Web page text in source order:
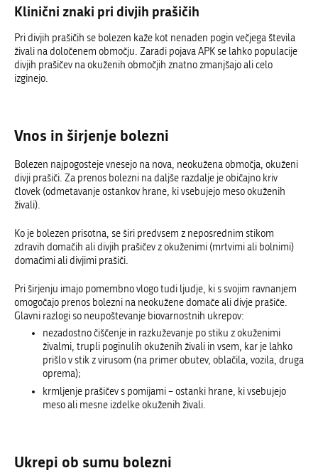
Klinični znaki pri divjih prašičih
Pri divjih prašičih se bolezen kaže kot nenaden pogin večjega števila
živali na določenem območju. Zaradi pojava APK se lahko populacije
divjih prašičev na okuženih območjih znatno zmanjšajo ali celo
izginejo.
Vnos in širjenje bolezni
Bolezen najpogosteje vnesejo na nova, neokužena območja, okuženi
divji prašiči. Za prenos bolezni na daljše razdalje je običajno kriv
človek (odmetavanje ostankov hrane, ki vsebujejo meso okuženih
živali).
Ko je bolezen prisotna, se širi predvsem z neposrednim stikom
zdravih domačih ali divjih prašičev z okuženimi (mrtvimi ali bolnimi)
domačimi ali divjimi prašiči.
Pri širjenju imajo pomembno vlogo tudi ljudje, ki s svojim ravnanjem
omogočajo prenos bolezni na neokužene domače ali divje prašiče.
Glavni razlogi so neupoštevanje biovarnostnih ukrepov:
nezadostno čiščenje in razkuževanje po stiku z okuženimi
živalmi, trupli poginulih okuženih živali in vsem, kar je lahko
prišlo v stik z virusom (na primer obutev, oblačila, vozila, druga
oprema);
krmljenje prašičev s pomijami – ostanki hrane, ki vsebujejo
meso ali mesne izdelke okuženih živali.
Ukrepi ob sumu bolezni